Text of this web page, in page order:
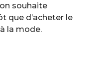
souhaite
que d’acheter le
la mode.